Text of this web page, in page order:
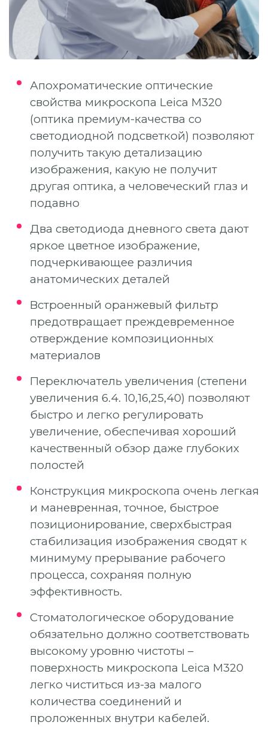
Апохроматические оптические
свойства микроскопа Leica M320
(оптика премиум-качества со
светодиодной подсветкой) позволяют
получить такую детализацию
изображения, какую не получит
другая оптика, а человеческий глаз и
подавно
Два светодиода дневного света дают
яркое цветное изображение,
подчеркивающее различия
анатомических деталей
Встроенный оранжевый фильтр
предотвращает преждевременное
отверждение композиционных
материалов
Переключатель увеличения (степени
увеличения 6.4. 10,16,25,40) позволяют
быстро и легко регулировать
увеличение, обеспечивая хороший
качественный обзор даже глубоких
полостей
Конструкция микроскопа очень легкая
и маневренная, точное, быстрое
позиционирование, сверхбыстрая
стабилизация изображения сводят к
минимуму прерывание рабочего
процесса, сохраняя полную
эффективность.
Стоматологическое оборудование
обязательно должно соответствовать
высокому уровню чистоты –
поверхность микроскопа Leica M320
легко чиститься из-за малого
количества соединений и
проложенных внутри кабелей.